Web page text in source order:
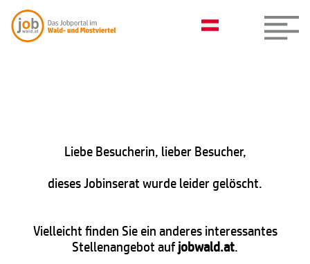
Liebe Besucherin, lieber Besucher,
dieses Jobinserat wurde leider gelöscht.
Vielleicht finden Sie ein anderes interessantes
Stellenangebot aufjobwald.at.